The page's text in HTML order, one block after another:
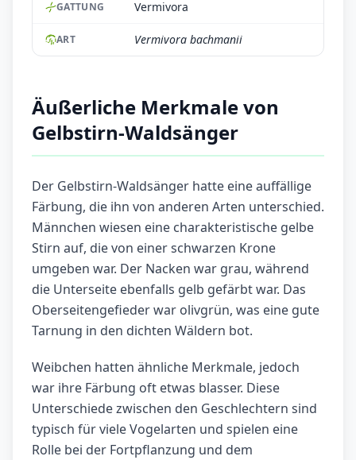
GATTUNG Vermivora
ART Vermivora bachmanii
Äußerliche Merkmale von
Gelbstirn-Waldsänger
Der Gelbstirn-Waldsänger hatte eine auffällige
Färbung, die ihn von anderen Arten unterschied.
Männchen wiesen eine charakteristische gelbe
Stirn auf, die von einer schwarzen Krone
umgeben war. Der Nacken war grau, während
die Unterseite ebenfalls gelb gefärbt war. Das
Oberseitengefieder war olivgrün, was eine gute
Tarnung in den dichten Wäldern bot.
Weibchen hatten ähnliche Merkmale, jedoch
war ihre Färbung oft etwas blasser. Diese
Unterschiede zwischen den Geschlechtern sind
typisch für viele Vogelarten und spielen eine
Rolle bei der Fortpflanzung und dem